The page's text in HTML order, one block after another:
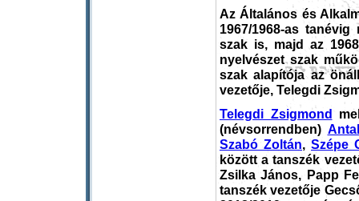
Az Általános és
1967/1968-as
szak is, majd az
nyelvészet szak
szak alapítója az
vezetője, Telegdi
Telegdi Zsigmond
(névsorrendben)
Szabó Zoltán, Szépe
között a tanszék
Zsilka János, Papp
tanszék vezetője